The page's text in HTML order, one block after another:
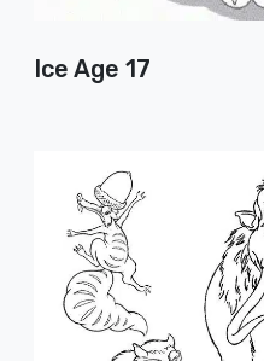
Ice Age 17